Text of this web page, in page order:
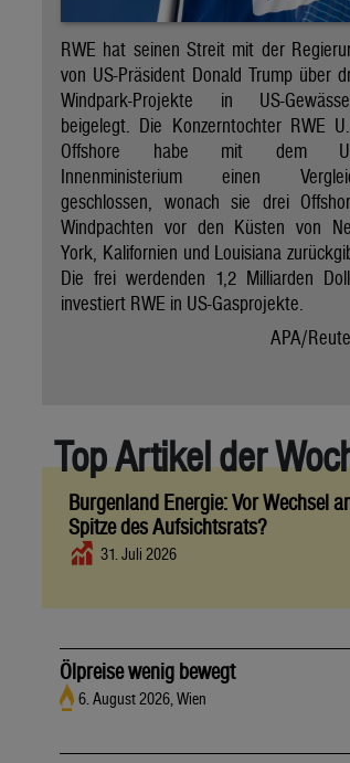
RWE hat seinen Streit mit der
von US-Präsident Donald Trump über
Windpark-Projekte in US-
beigelegt. Die Konzerntochter RWE
Offshore habe mit dem
Innenministerium einen
geschlossen, wonach sie drei
Windpachten vor den Küsten von
York, Kalifornien und Louisiana
Die frei werdenden 1,2 Milliarden
investiert RWE in US-Gasprojekte.
APA/
Top Artikel der
Burgenland Energie: Vor Wechsel
Spitze des Aufsichtsrats?
31. Juli 2026
Ölpreise wenig bewegt
6. August 2026, Wien